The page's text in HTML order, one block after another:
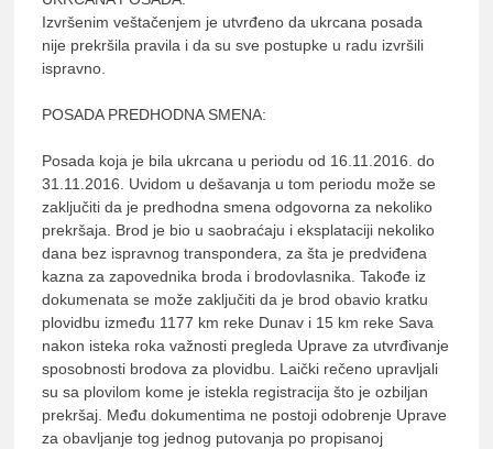
Izvršenim veštačenjem je utvrđeno da ukrcana posada
nije prekršila pravila i da su sve postupke u radu izvršili
ispravno.
POSADA PREDHODNA SMENA:
Posada koja je bila ukrcana u periodu od 16.11.2016. do
31.11.2016. Uvidom u dešavanja u tom periodu može se
zaključiti da je predhodna smena odgovorna za nekoliko
prekršaja. Brod je bio u saobraćaju i eksplataciji nekoliko
dana bez ispravnog transpondera, za šta je predviđena
kazna za zapovednika broda i brodovlasnika. Takođe iz
dokumenata se može zaključiti da je brod obavio kratku
plovidbu između 1177 km reke Dunav i 15 km reke Sava
nakon isteka roka važnosti pregleda Uprave za utvrđivanje
sposobnosti brodova za plovidbu. Laički rečeno upravljali
su sa plovilom kome je istekla registracija što je ozbiljan
prekršaj. Među dokumentima ne postoji odobrenje Uprave
za obavljanje tog jednog putovanja po propisanoj